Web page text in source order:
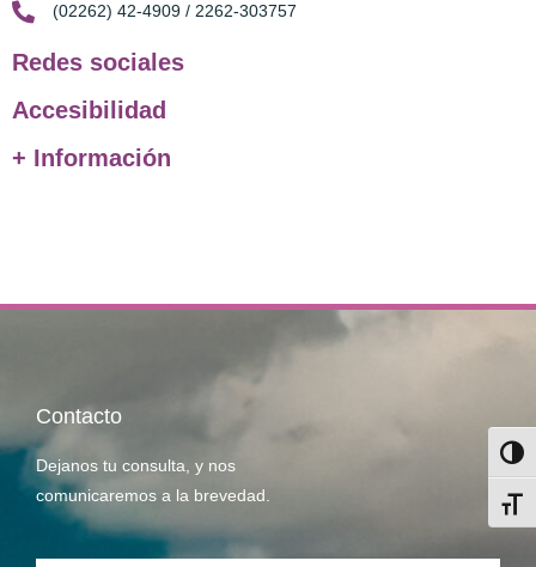
(02262) 42-4909 / 2262-303757
Redes sociales
Accesibilidad
+ Información
Contacto
Dejanos tu consulta, y nos
comunicaremos a la brevedad.